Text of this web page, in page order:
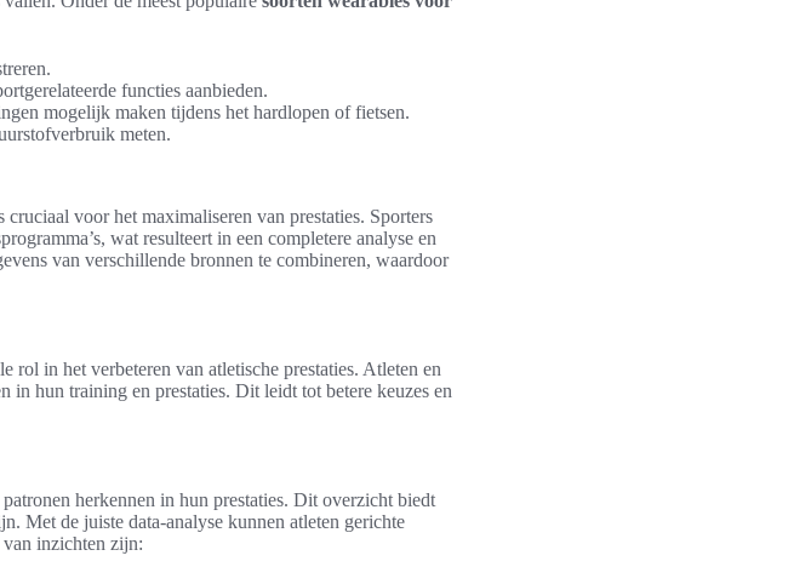
functies aanbieden.
mogelijk maken tijdens het hardlopen of fietsen.
meten.
cruciaal voor het maximaliseren van prestaties. Sporters
wat resulteert in een completere analyse en
van verschillende bronnen te combineren, waardoor
rol in het verbeteren van atletische prestaties. Atleten en
hun training en prestaties. Dit leidt tot betere keuzes en
herkennen in hun prestaties. Dit overzicht biedt
Met de juiste data-analyse kunnen atleten gerichte
van inzichten zijn: